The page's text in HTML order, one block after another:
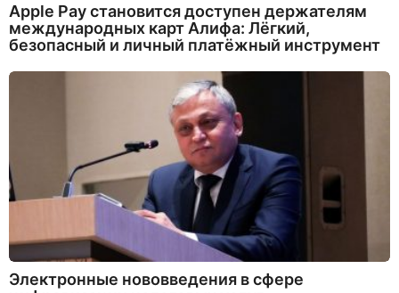
Apple Pay становится доступен держателям
международных карт Алифа: Лёгкий,
безопасный и личный платёжный инструмент
Электронные нововведения в сфере